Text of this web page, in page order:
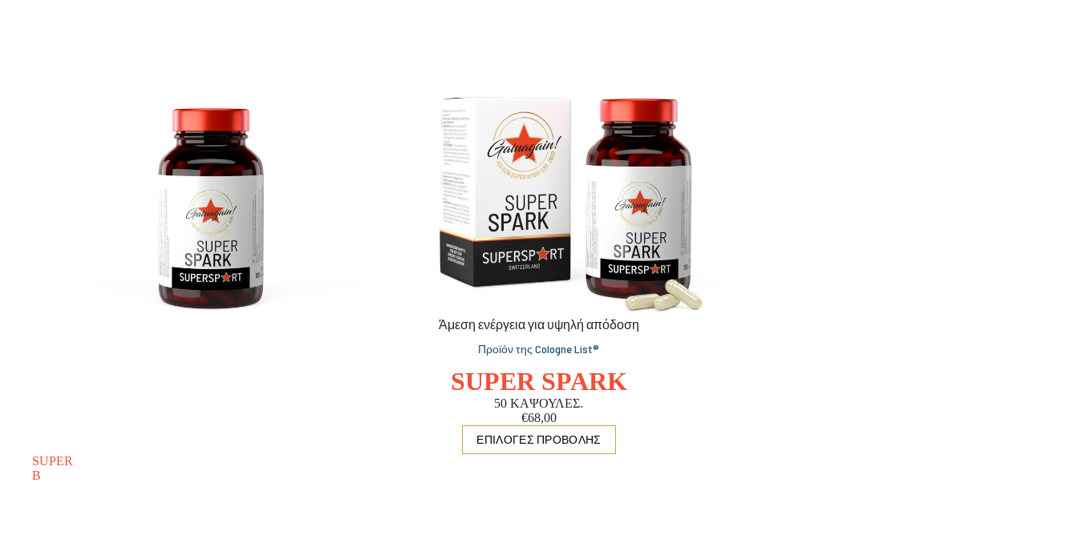
Άμεση ενέργεια για υψηλή απόδοση
Προϊόν της Cologne List®
SUPER SPARK
50 ΚΑΨΟΥΛΕΣ.
€68,00
ΕΠΙΛΟΓΈΣ ΠΡΟΒΟΛΉΣ
SUPER
B